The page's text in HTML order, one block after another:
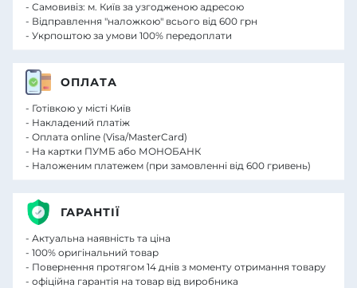
- Самовивіз: м. Київ за узгодженою адресою
- Відправлення "наложкою" всього від 600 грн
- Укрпоштою за умови 100% передоплати
ОПЛАТА
- Готівкою у місті Київ
- Накладений платіж
- Оплата online (Visa/MasterCard)
- На картки ПУМБ або МОНОБАНК
- Наложеним платежем (при замовленні від 600 гривень)
ГАРАНТІЇ
- Актуальна наявність та ціна
- 100% оригінальний товар
- Повернення протягом 14 днів з моменту отримання товару
- офіційна гарантія на товар від виробника